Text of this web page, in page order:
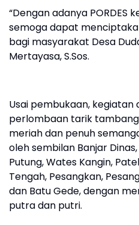
“Dengan adanya PORDES
semoga dapat
bagi masyarakat Desa
Mertayasa, S.Sos.
Usai pembukaan, kegiatan
perlombaan tarik
meriah dan penuh
oleh sembilan Banjar
Putung, Wates Kangin,
Tengah, Pesangkan,
dan Batu Gede, dengan
putra dan putri.